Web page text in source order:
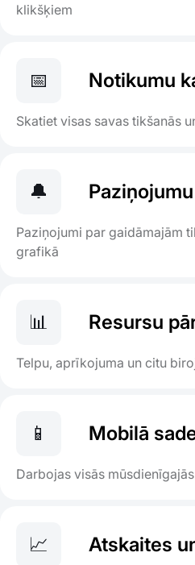
klikšķiem
📅 Notikumu
Skatiet visas savas tikšanās
🔔
Paziņojumi par gaidāmajām
grafikā
📊 Resursu
Telpu, aprīkojuma un citu
📱 Mobilā
Darbojas visās
📈 Atskaites